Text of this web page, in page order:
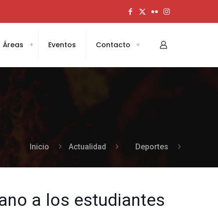
Áreas Eventos Contacto
Inicio Actualidad Deportes
a los estudiantes